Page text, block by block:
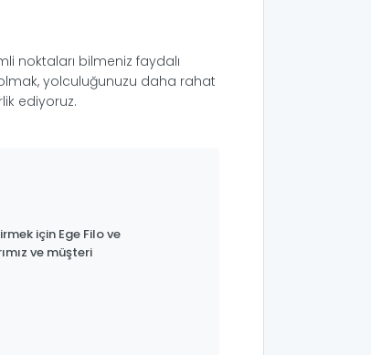
noktaları bilmeniz faydalı
yolculuğunuzu daha rahat
ediyoruz.
için Ege Filo ve
ve müşteri